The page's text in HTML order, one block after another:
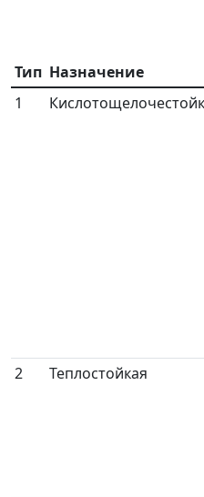
Тип Назначение
1
2
Теплостойкая